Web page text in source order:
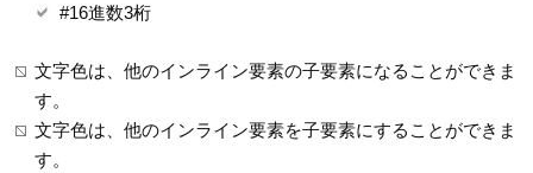
#16進数3桁
文字色は、他のインライン要素の子要素になることができま
す。
文字色は、他のインライン要素を子要素にすることができま
す。